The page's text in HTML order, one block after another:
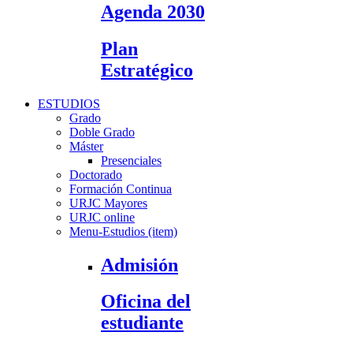
Agenda 2030
Plan
Estratégico
ESTUDIOS
Grado
Doble Grado
Máster
Presenciales
Doctorado
Formación Continua
URJC Mayores
URJC online
Menu-Estudios (item)
Admisión
Oficina del
estudiante